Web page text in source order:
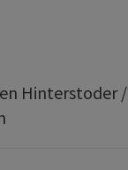
Hinterstoder /